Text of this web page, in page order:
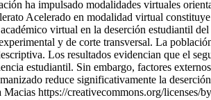
ha impulsado modalidades virtuales
Acelerado en modalidad virtual
virtual en la deserción estudiantil
y de corte transversal. La
Los resultados evidencian que el
estudiantil. Sin embargo, factores
reduce significativamente la
https://creativecommons.org/licenses/